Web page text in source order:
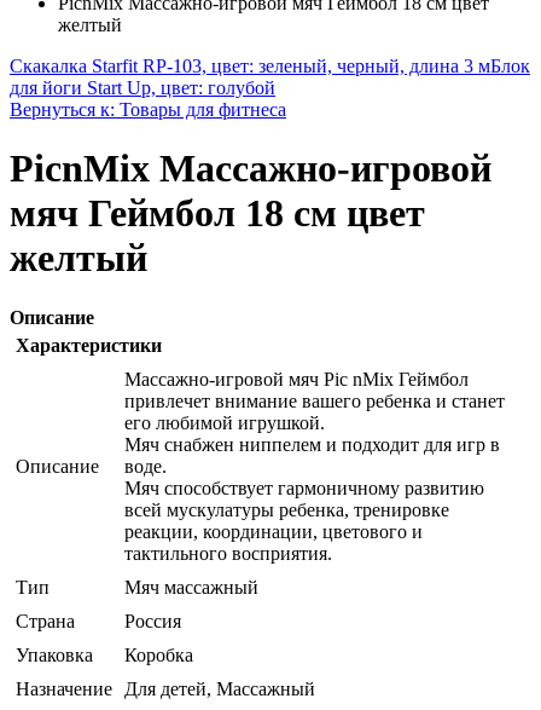
желтый
Скакалка Starfit RP-103, цвет: зеленый, черный, длина 3 мБлок
для йоги Start Up, цвет: голубой
Вернуться к: Товары для фитнеса
PicnMix Массажно-игровой
мяч Геймбол 18 см цвет
желтый
Описание
Характеристики
Описание
Массажно-игровой мяч Pic nMix Геймбол
привлечет внимание вашего ребенка и станет
его любимой игрушкой.
Мяч снабжен ниппелем и подходит для игр в
воде.
Мяч способствует гармоничному развитию
всей мускулатуры ребенка, тренировке
реакции, координации, цветового и
тактильного восприятия.
Тип
Мяч массажный
Страна
Россия
Упаковка
Коробка
Назначение
Для детей, Массажный